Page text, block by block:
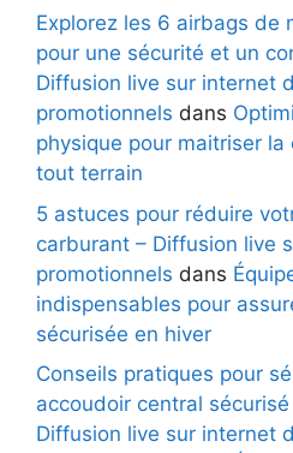
Explorez les 6 airbags de
pour une sécurité et un
Diffusion live sur internet
promotionnels dans
physique pour maitriser la
tout terrain
5 astuces pour réduire
carburant – Diffusion live
promotionnels dans
indispensables pour
sécurisée en hiver
Conseils pratiques pour
accoudoir central
Diffusion live sur internet